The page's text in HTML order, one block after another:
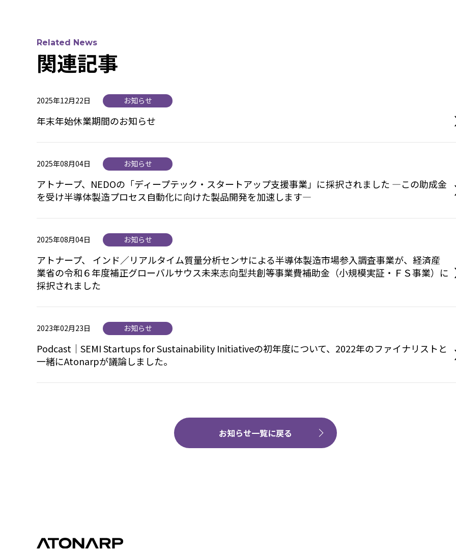
Related News
関連記事
2025年12月22日 お知らせ
年末年始休業期間のお知らせ
2025年08月04日 お知らせ
アトナープ、NEDOの「ディープテック・スタートアップ支援事業」に採択されました —この助成金
を受け半導体製造プロセス自動化に向けた製品開発を加速します—
2025年08月04日 お知らせ
アトナープ、 インド／リアルタイム質量分析センサによる半導体製造市場参入調査事業が、経済産
業省の令和６年度補正グローバルサウス未来志向型共創等事業費補助金（小規模実証・ＦＳ事業）に
採択されました
2023年02月23日 お知らせ
Podcast｜SEMI Startups for Sustainability Initiativeの初年度について、2022年のファイナリストと
一緒にAtonarpが議論しました。
お知らせ一覧に戻る